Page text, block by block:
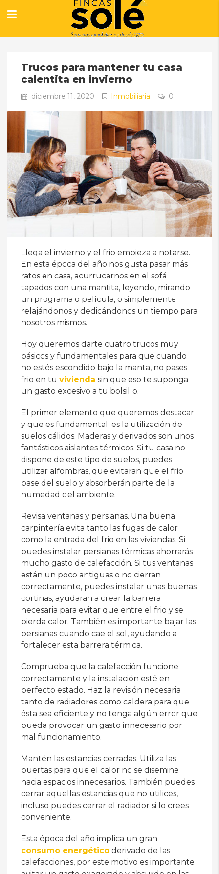
Trucos para mantener tu casa
calentita en invierno
diciembre 11, 2020 Inmobiliaria 0
Llega el invierno y el frio empieza a notarse.
En esta época del año nos gusta pasar más
ratos en casa, acurrucarnos en el sofá
tapados con una mantita, leyendo, mirando
un programa o película, o simplemente
relajándonos y dedicándonos un tiempo para
nosotros mismos.
Hoy queremos darte cuatro trucos muy
básicos y fundamentales para que cuando
no estés escondido bajo la manta, no pases
frio en tu vivienda sin que eso te suponga
un gasto excesivo a tu bolsillo.
El primer elemento que queremos destacar
y que es fundamental, es la utilización de
suelos cálidos. Maderas y derivados son unos
fantásticos aislantes térmicos. Si tu casa no
dispone de este tipo de suelos, puedes
utilizar alfombras, que evitaran que el frio
pase del suelo y absorberán parte de la
humedad del ambiente.
Revisa ventanas y persianas. Una buena
carpintería evita tanto las fugas de calor
como la entrada del frio en las viviendas. Si
puedes instalar persianas térmicas ahorrarás
mucho gasto de calefacción. Si tus ventanas
están un poco antiguas o no cierran
correctamente, puedes instalar unas buenas
cortinas, ayudaran a crear la barrera
necesaria para evitar que entre el frio y se
pierda calor. También es importante bajar las
persianas cuando cae el sol, ayudando a
fortalecer esta barrera térmica.
Comprueba que la calefacción funcione
correctamente y la instalación esté en
perfecto estado. Haz la revisión necesaria
tanto de radiadores como caldera para que
ésta sea eficiente y no tenga algún error que
pueda provocar un gasto innecesario por
mal funcionamiento.
Mantén las estancias cerradas. Utiliza las
puertas para que el calor no se disemine
hacia espacios innecesarios. También puedes
cerrar aquellas estancias que no utilices,
incluso puedes cerrar el radiador si lo crees
conveniente.
Esta época del año implica un gran
consumo energético derivado de las
calefacciones, por este motivo es importante